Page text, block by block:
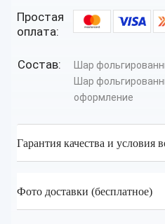
Простая
оплата:
Состав: Шар
Шар
оформление
Гарантия качества и условия
Фото доставки (бесплатное)